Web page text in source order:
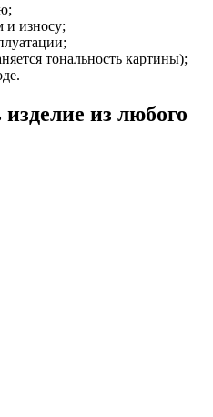
и износу;
тональность картины);
из любого